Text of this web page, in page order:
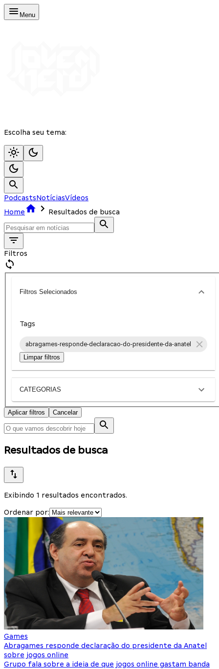
Menu
Escolha seu tema:
PodcastsNotíciasVídeos
Home
Resultados de busca
Filtros
Filtros Selecionados
Tags
abragames-responde-declaracao-do-presidente-da-anatel
Limpar filtros
CATEGORIAS
Aplicar filtros Cancelar
Resultados de busca
Exibindo 1 resultados encontrados.
Ordenar por:
Games
Abragames responde declaração do presidente da Anatel
sobre jogos online
Grupo fala sobre a ideia de que jogos online gastam banda